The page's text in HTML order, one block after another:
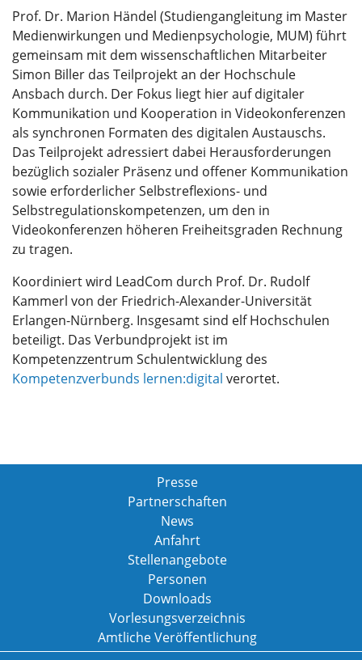
Prof. Dr. Marion Händel (Studiengangleitung im Master
Medienwirkungen und Medienpsychologie, MUM) führt
gemeinsam mit dem wissenschaftlichen Mitarbeiter
Simon Biller das Teilprojekt an der Hochschule
Ansbach durch. Der Fokus liegt hier auf digitaler
Kommunikation und Kooperation in Videokonferenzen
als synchronen Formaten des digitalen Austauschs.
Das Teilprojekt adressiert dabei Herausforderungen
bezüglich sozialer Präsenz und offener Kommunikation
sowie erforderlicher Selbstreflexions- und
Selbstregulationskompetenzen, um den in
Videokonferenzen höheren Freiheitsgraden Rechnung
zu tragen.
Koordiniert wird LeadCom durch Prof. Dr. Rudolf
Kammerl von der Friedrich-Alexander-Universität
Erlangen-Nürnberg. Insgesamt sind elf Hochschulen
beteiligt. Das Verbundprojekt ist im
Kompetenzzentrum Schulentwicklung des
Kompetenzverbunds lernen:digital verortet.
Presse
Partnerschaften
News
Anfahrt
Stellenangebote
Personen
Downloads
Vorlesungsverzeichnis
Amtliche Veröffentlichung